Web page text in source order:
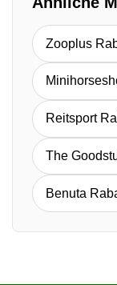
Zooplus
Reitsport
The
Benuta